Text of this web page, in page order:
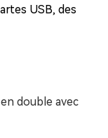
USB, des
double avec